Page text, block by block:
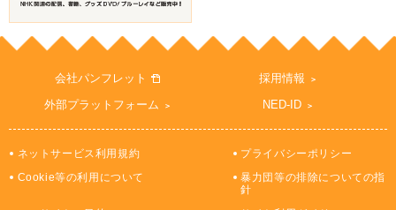
会社パンフレット
採用情報
外部プラットフォーム
NED-ID
ネットサービス利用規約
プライバシーポリシー
Cookie等の利用について
暴力団等の排除についての指
針